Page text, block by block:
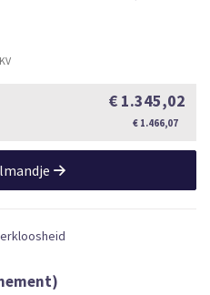
€ 1.345,02
€ 1.466,07